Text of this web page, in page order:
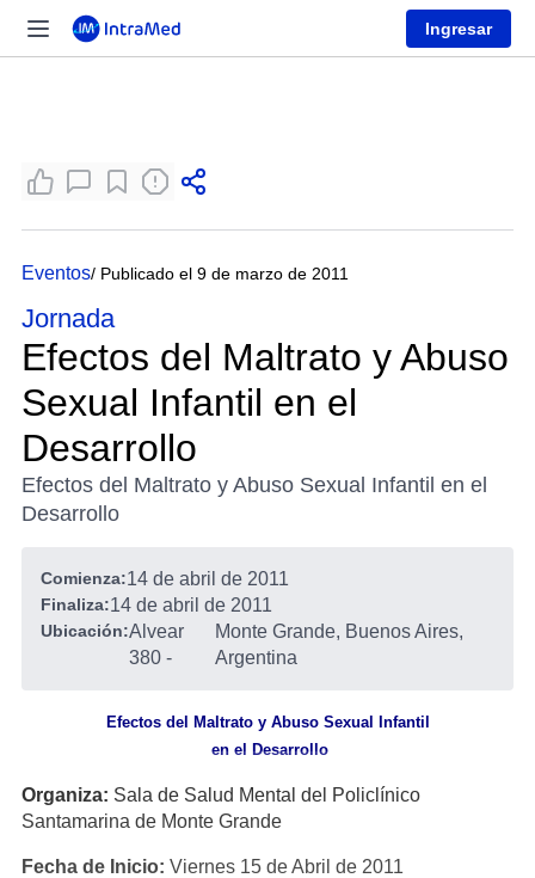
Ingresar
Eventos/ Publicado el 9 de marzo de 2011
Jornada
Efectos del Maltrato y Abuso
Sexual Infantil en el
Desarrollo
Efectos del Maltrato y Abuso Sexual Infantil en el
Desarrollo
Comienza:14 de abril de 2011
Finaliza:14 de abril de 2011
Ubicación:Alvear
380 -
Monte Grande, Buenos Aires,
Argentina
Efectos del Maltrato y Abuso Sexual Infantil
en el Desarrollo
Organiza: Sala de Salud Mental del Policlínico
Santamarina de Monte Grande
Fecha de Inicio: Viernes 15 de Abril de 2011